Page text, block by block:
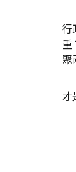
行
重
聚
才